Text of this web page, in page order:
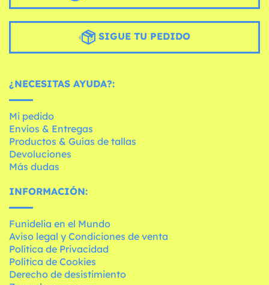
SIGUE TU PEDIDO
¿NECESITAS AYUDA?:
Mi pedido
Envíos & Entregas
Productos & Guías de tallas
Devoluciones
Más dudas
INFORMACIÓN:
Funidelia en el Mundo
Aviso legal y Condiciones de venta
Política de Privacidad
Política de Cookies
Derecho de desistimiento